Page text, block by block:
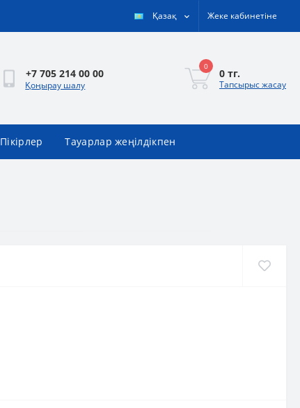
Қазақ Жеке кабинетіне
+7 705 214 00 00
Қоңырау шалу
0
0 тг.
Тапсырыс жасау
Пікірлер Тауарлар жеңілдікпен